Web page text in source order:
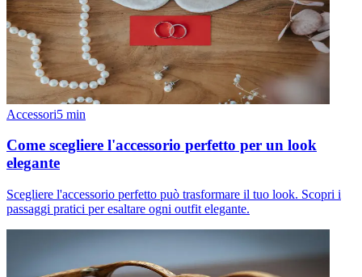
Accessori5 min
Come scegliere l'accessorio perfetto per un look
elegante
Scegliere l'accessorio perfetto può trasformare il tuo look. Scopri i
passaggi pratici per esaltare ogni outfit elegante.